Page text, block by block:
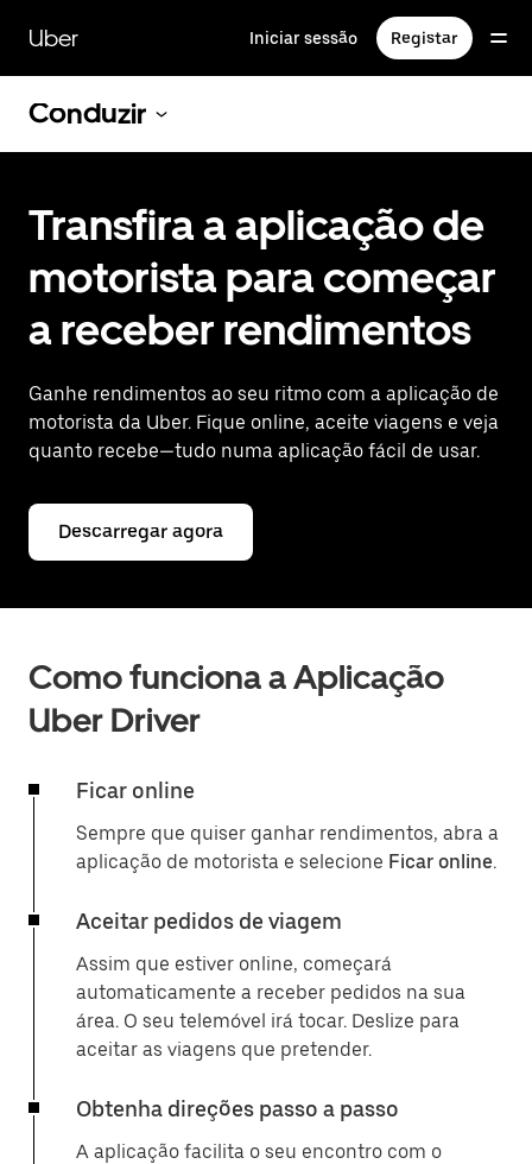
para
conteúdo
Uber Iniciar sessão Registar
Conduzir
Transfira a aplicação de
motorista para começar
a receber rendimentos
Ganhe rendimentos ao seu ritmo com a aplicação de
motorista da Uber. Fique online, aceite viagens e veja
quanto recebe—tudo numa aplicação fácil de usar.
Descarregar agora
Como funciona a Aplicação
Uber Driver
Ficar online
Sempre que quiser ganhar rendimentos, abra a
aplicação de motorista e selecione Ficar online.
Aceitar pedidos de viagem
Assim que estiver online, começará
automaticamente a receber pedidos na sua
área. O seu telemóvel irá tocar. Deslize para
aceitar as viagens que pretender.
Obtenha direções passo a passo
A aplicação facilita o seu encontro com o